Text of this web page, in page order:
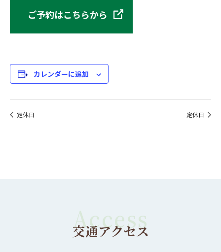
ご予約はこちらから
カレンダーに追加
定休日 定休日
交通アクセス